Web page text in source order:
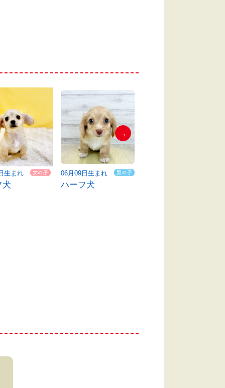
生まれ
犬
06月09日生まれ
ハーフ犬
→